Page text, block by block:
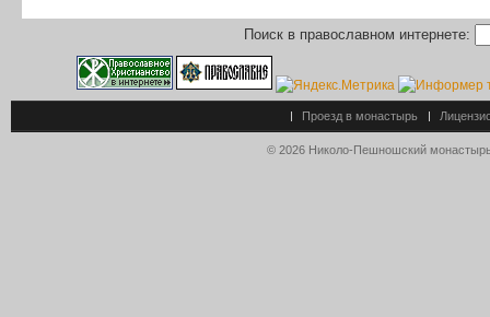
Поиск в православном интернете:
Проезд в монастырь
© 2026 Николо-Пешношский